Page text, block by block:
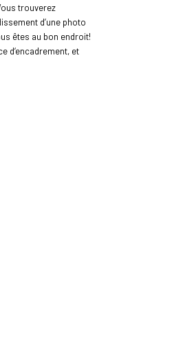
trouverez
d’une photo
êtes au bon endroit!
d‘encadrement, et